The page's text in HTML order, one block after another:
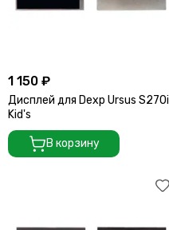
1 150 ₽
Дисплей для Dexp Ursus S270i
Kid's
В корзину